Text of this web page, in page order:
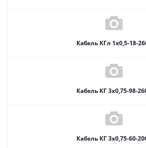
Кабель КГл 1х0,5-18-
Кабель КГ 3х0,75-98-
Кабель КГ 3х0,75-60-